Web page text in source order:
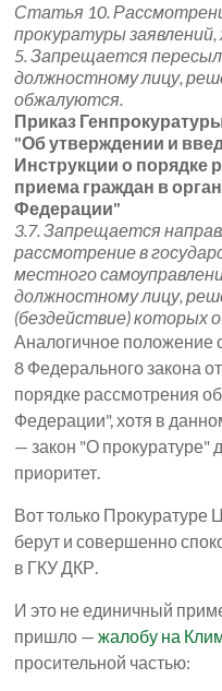
Статья 10.
прокуратуры
5. Запрещается
должностному лицу,
обжалуются.
Приказ
"Об утверждении и
Инструкции о порядке
приема граждан в
Федерации"
3.7. Запрещается
рассмотрение в
местного
должностному лицу,
(бездействие) которых
Аналогичное положение
8 Федерального закона
порядке рассмотрения
Федерации", хотя в
— закон "О прокуратуре"
приоритет.
Вот только Прокуратуре
берут и совершенно
в ГКУ ДКР.
И это не единичный
пришло —жалобу на
просительной частью: